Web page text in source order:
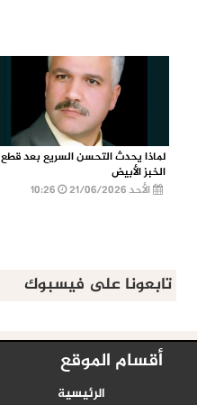
لماذا يحدث التحسن السريع بعد قطع
الخبز الأبيض
الأحد 21/06/2026
تابعونا على فيسبوك
أقسام الموقع
الرئيسية